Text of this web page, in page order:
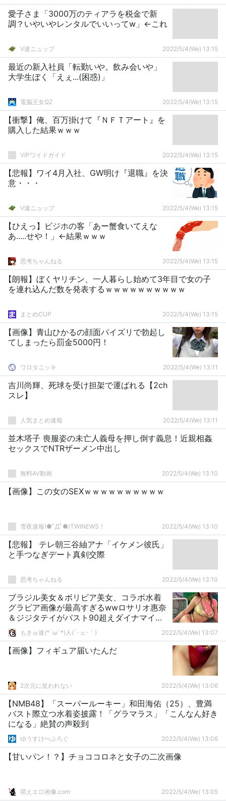
愛子さま「3000万のティアラを税金で新
調？いやいやレンタルでいいってw」←これ
V速ニュップ 2022/5/4(We) 13:15
最近の新入社員「転勤いや。飲み会いや」
大学生ぼく「えぇ...(困惑)」
電脳王女QZ 2022/5/4(We) 13:15
【衝撃】俺、百万掛けて『ＮＦＴアート』を
購入した結果ｗｗｗ
VIPワイドガイド 2022/5/4(We) 13:15
【悲報】ワイ4月入社、GW明け『退職』を決
意・・・
V速ニュップ 2022/5/4(We) 13:15
【ひえっ】ビジホの客「あー蟹食いてえな
あ.....せや！」←結果ｗｗｗ
思考ちゃんねる 2022/5/4(We) 13:15
【朗報】ぼくヤリチン、一人暮らし始めて3年目で女の子
を連れ込んだ数を発表するｗｗｗｗｗｗｗｗｗｗ
まとめCUP 2022/5/4(We) 13:15
【画像】青山ひかるの顔面パイズリで勃起し
てしまったら罰金5000円！
ワロタニッキ 2022/5/4(We) 13:11
吉川尚輝、死球を受け担架で運ばれる【2ch
スレ】
人気まとめ速報 2022/5/4(We) 13:11
並木塔子 喪服姿の未亡人義母を押し倒す義息！近親相姦
セックスでNTRザーメン中出し
無料AV動画 2022/5/4(We) 13:10
【画像】この女のSEXｗｗｗｗｗｗｗｗｗｗ
雪夜速報(●ﾟДﾟ●)TWINEWS！ 2022/5/4(We) 13:10
【悲報】 テレ朝三谷紬アナ「イケメン彼氏」
と手つなぎデート真剣交際
思考ちゃんねる 2022/5/4(We) 13:10
ブラジル美女＆ボリビア美女、コラボ水着
グラビア画像が最高すぎるwwロサリオ惠奈
＆ジジタテイがバスト90超えダイナマイト
ボディを大胆披露！
もきゅ速(*´ω`*)人(´･ェ･｀) 2022/5/4(We) 13:07
【画像】フィギュア届いたんだ
2次元に捉われない 2022/5/4(We) 13:06
【NMB48】「スーパールーキー」和田海佑（25）、豊満
バスト際立つ水着姿披露！「グラマラス」「こんなん好き
になる」絶賛の声殺到
ゆうすけべぶろぐ 2022/5/4(We) 13:06
【甘いパン！？】チョココロネと女子の二次画像
萌えエロ画像.com 2022/5/4(We) 13:05